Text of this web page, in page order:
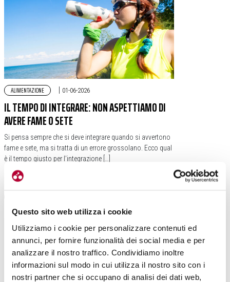
Questo sito web utilizza i cookie
Utilizziamo i cookie per personalizzare contenuti ed
annunci, per fornire funzionalità dei social media e per
analizzare il nostro traffico. Condividiamo inoltre
informazioni sul modo in cui utilizza il nostro sito con i
nostri partner che si occupano di analisi dei dati web,
ALIMENTAZIONE | 01-06-2026
IL TEMPO DI INTEGRARE: NON ASPETTIAMO DI
AVERE FAME O SETE
Si pensa sempre che si deve integrare quando si avvertono
fame e sete, ma si tratta di un errore grossolano. Ecco qual
è il tempo giusto per l’integrazione […]
#SALUTE